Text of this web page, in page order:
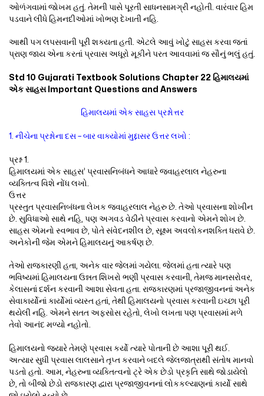
ઓળંગવામાં જોખમ હતું. તેમની પાસે પૂરતી સાધનસામગ્રી નહોતી. વારંવાર હિમ
પડવાને લીધે હિમનદીઓમાં ખોભણ દેખાતી નહિ.
આથી પગ લપસવાની પૂરી શક્યતા હતી. એટલે આવું ખોટું સાહસ કરવા જતાં
પ્રાણ જાય એના કરતાં પ્રવાસ અધૂરો મૂકીને પરત આવવામાં જ સૌનું ભલું હતું.
Std 10 Gujarati Textbook Solutions Chapter 22 હિમાલયમાં
એક સાહસ Important Questions and Answers
હિમાલયમાં એક સાહસ પ્રશ્નોત્તર
1. નીચેના પ્રશ્નોના દસ – બાર વાક્યોમાં મુદ્દાસર ઉત્તર લખો :
પ્રશ્ન 1.
હિમાલયમાં એક સાહસ’ પ્રવાસનિબંધને આધારે જવાહરલાલ નેહરુના
વ્યક્તિત્વ વિશે નોંધ લખો.
ઉત્તર
પ્રસ્તુત પ્રવાસનિબંધના લેખક જવાહરલાલ નેહરુ છે. તેઓ પ્રવાસના શોખીન
છે. સુવિધાઓ સાથે નહિ, પણ અગવડ વેઠીને પ્રવાસ કરવાનો એમને શોખ છે.
સાહસ એમનો સ્વભાવ છે, પોતે સંવેદનશીલ છે, સૂક્ષ્મ અવલોકનશક્તિ ધરાવે છે.
અનેકોની જેમ એમને હિમાલયનું આકર્ષણ છે.
તેઓ રાજકારણી હતા, અનેક વાર જેલમાં ગયેલા. જેલમાં હતા ત્યારે પણ
ભવિષ્યમાં હિમાલયના ઉન્નત શિખરો ભણી પ્રવાસ કરવાની, તેમજ માનસરોવર,
કેલાસનાં દર્શન કરવાની આશા સેવતા હતા. રાજકારણમાં પ્રજાજીવનનાં અનેક
સેવાકાર્યોનાં કાર્યોમાં વ્યસ્ત હતાં, તેથી હિમાલયનો પ્રવાસ કરવાની ઇચ્છા પૂરી
થયેલી નહિ. એમને સતત અફસોસ રહેતો, લેખો લખતા પણ પ્રવાસમાં મળે
તેવો આનંદ મળ્યો નહોતો.
હિમાલયનો જ્યારે તેમણે પ્રવાસ કર્યો ત્યારે પોતાની છે આશા પૂરી થઈ.
અત્યાર સુધી પ્રવાસ લાલસાને તૃપ્ત કરવાને બદલે જેલજાત્રાથી સંતોષ માનવો
પડતો હતો. આમ, નેહરુના વ્યક્તિત્વનો ટ્રે એક છેડો પ્રકૃતિ સાથે જોડાયેલો
છે, તો બીજો છેડો રાજકારણ દ્વારા પ્રજાજીવનનાં લોકકલ્યાણનાં કાર્યો સાથે